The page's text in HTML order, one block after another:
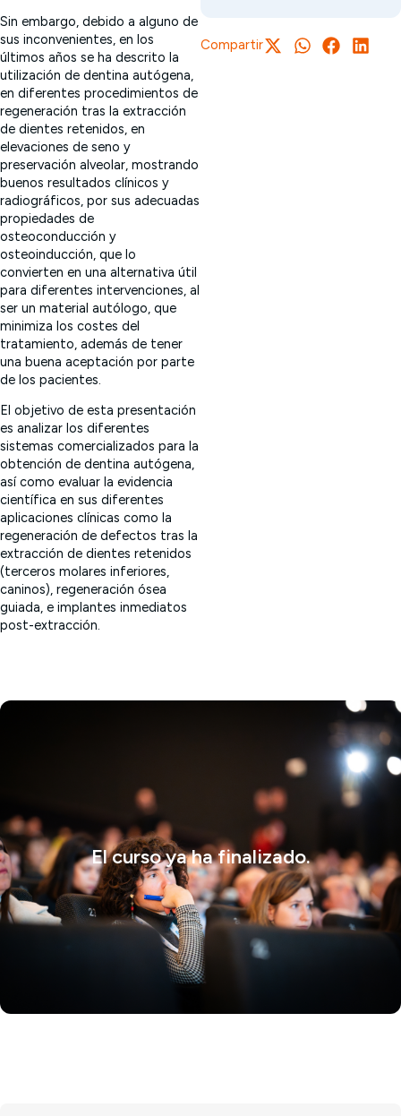
Sin embargo, debido a alguno de
sus inconvenientes, en los
últimos años se ha descrito la
utilización de dentina autógena,
en diferentes procedimientos de
regeneración tras la extracción
de dientes retenidos, en
elevaciones de seno y
preservación alveolar, mostrando
buenos resultados clínicos y
radiográficos, por sus adecuadas
propiedades de
osteoconducción y
osteoinducción, que lo
convierten en una alternativa útil
para diferentes intervenciones, al
ser un material autólogo, que
minimiza los costes del
tratamiento, además de tener
una buena aceptación por parte
de los pacientes.
El objetivo de esta presentación
es analizar los diferentes
sistemas comercializados para la
obtención de dentina autógena,
así como evaluar la evidencia
científica en sus diferentes
aplicaciones clínicas como la
regeneración de defectos tras la
extracción de dientes retenidos
(terceros molares inferiores,
caninos), regeneración ósea
guiada, e implantes inmediatos
post-extracción.
Compartir
El curso ya ha finalizado.